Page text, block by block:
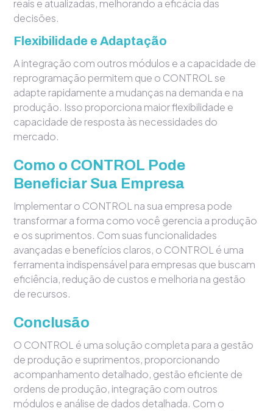
reais e atualizadas, melhorando a eficácia das
decisões.
Flexibilidade e Adaptação
A integração com outros módulos e a capacidade de
reprogramação permitem que o CONTROL se
adapte rapidamente a mudanças na demanda e na
produção. Isso proporciona maior flexibilidade e
capacidade de resposta às necessidades do
mercado.
Como o CONTROL Pode
Beneficiar Sua Empresa
Implementar o CONTROL na sua empresa pode
transformar a forma como você gerencia a produção
e os suprimentos. Com suas funcionalidades
avançadas e benefícios claros, o CONTROL é uma
ferramenta indispensável para empresas que buscam
eficiência, redução de custos e melhoria na gestão
de recursos.
Conclusão
O CONTROL é uma solução completa para a gestão
de produção e suprimentos, proporcionando
acompanhamento detalhado, gestão eficiente de
ordens de produção, integração com outros
módulos e análise de dados detalhada. Com o